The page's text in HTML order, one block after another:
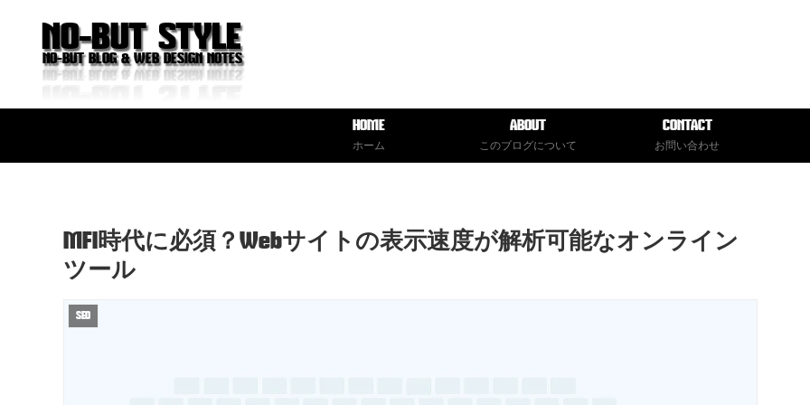
NO-BUT STYLE
NO-BUT BLOG & WEB DESIGN NOTES
HOME
ホーム
ABOUT
このブログについて
CONTACT
お問い合わせ
MFI時代に必須？Webサイトの表示速度が解析可能なオンライン
ツール
SEO